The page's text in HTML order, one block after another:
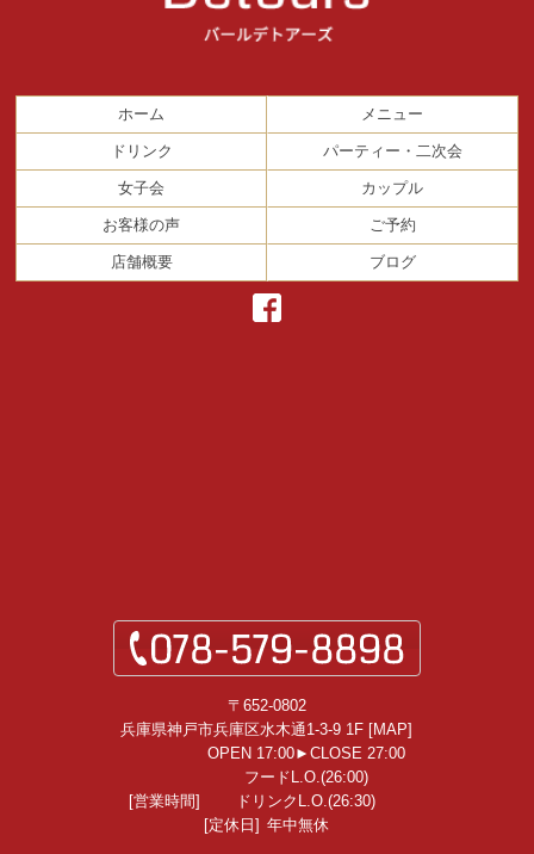
ホーム メニュー
ドリンク パーティー・二次会
女子会 カップル
お客様の声 ご予約
店舗概要 ブログ
〒652-0802
兵庫県神戸市兵庫区水木通1-3-9 1F [MAP]
[営業時間]
OPEN 17:00►CLOSE 27:00
フードL.O.(26:00)
ドリンクL.O.(26:30)
[定休日] 年中無休